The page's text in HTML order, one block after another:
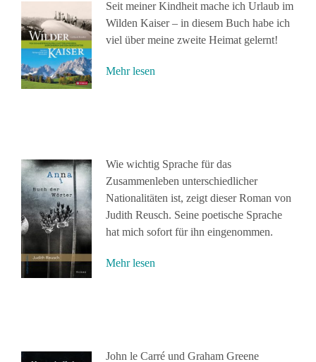
Seit meiner Kindheit mache ich Urlaub im
Wilden Kaiser – in diesem Buch habe ich
viel über meine zweite Heimat gelernt!
Mehr lesen
Wie wichtig Sprache für das
Zusammenleben unterschiedlicher
Nationalitäten ist, zeigt dieser Roman von
Judith Reusch. Seine poetische Sprache
hat mich sofort für ihn eingenommen.
Mehr lesen
John le Carré und Graham Greene